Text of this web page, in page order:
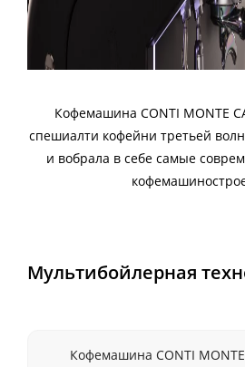
Кофемашина CONTI MONTE
спешиалти кофейни третьей
и вобрала в себе самые
Мультибойлерная
Кофемашина CONTI MONTE